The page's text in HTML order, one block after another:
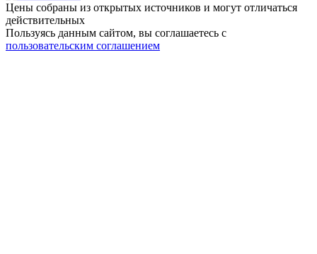
Цены собраны из открытых источников и могут отличаться
действительных
Пользуясь данным сайтом, вы соглашаетесь c
пользовательским соглашением